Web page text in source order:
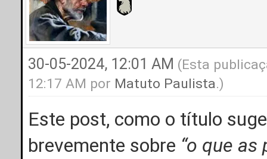
30-05-2024, 12:01 AM (Esta
12:17 AM por Matuto Paulista.)
Este post, como o título
brevemente sobre “o que